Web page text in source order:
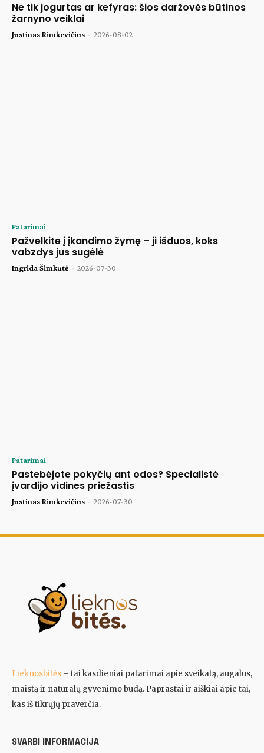
Ne tik jogurtas ar kefyras: šios daržovės būtinos
žarnyno veiklai
Justinas Rimkevičius - 2026-08-02
Patarimai
Pažvelkite į įkandimo žymę – ji išduos, koks
vabzdys jus sugėlė
Ingrida Šimkutė - 2026-07-30
Patarimai
Pastebėjote pokyčių ant odos? Specialistė
įvardijo vidines priežastis
Justinas Rimkevičius - 2026-07-30
Lieknosbitės – tai kasdieniai patarimai apie sveikatą, augalus,
maistą ir natūralų gyvenimo būdą. Paprastai ir aiškiai apie tai,
kas iš tikrųjų praverčia.
SVARBI INFORMACIJA